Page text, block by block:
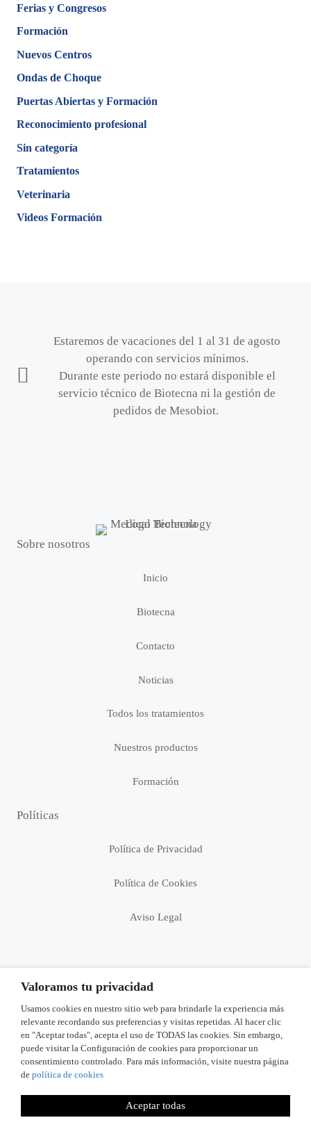
Ferias y Congresos
Formación
Nuevos Centros
Ondas de Choque
Puertas Abiertas y Formación
Reconocimiento profesional
Sin categoría
Tratamientos
Veterinaria
Videos Formación
Estaremos de vacaciones del 1 al 31 de agosto
operando con servicios mínimos.
Durante este periodo no estará disponible el
servicio técnico de Biotecna ni la gestión de
pedidos de Mesobiot.
Sobre nosotros
Inicio
Biotecna
Contacto
Noticias
Todos los tratamientos
Nuestros productos
Formación
Políticas
Política de Privacidad
Política de Cookies
Aviso Legal
Síguenos
Valoramos tu privacidad
Usamos cookies en nuestro sitio web para brindarle la experiencia más
relevante recordando sus preferencias y visitas repetidas. Al hacer clic
en "Aceptar todas", acepta el uso de TODAS las cookies. Sin embargo,
puede visitar la Configuración de cookies para proporcionar un
consentimiento controlado. Para más información, visite nuestra página
de política de cookies
Aceptar todas